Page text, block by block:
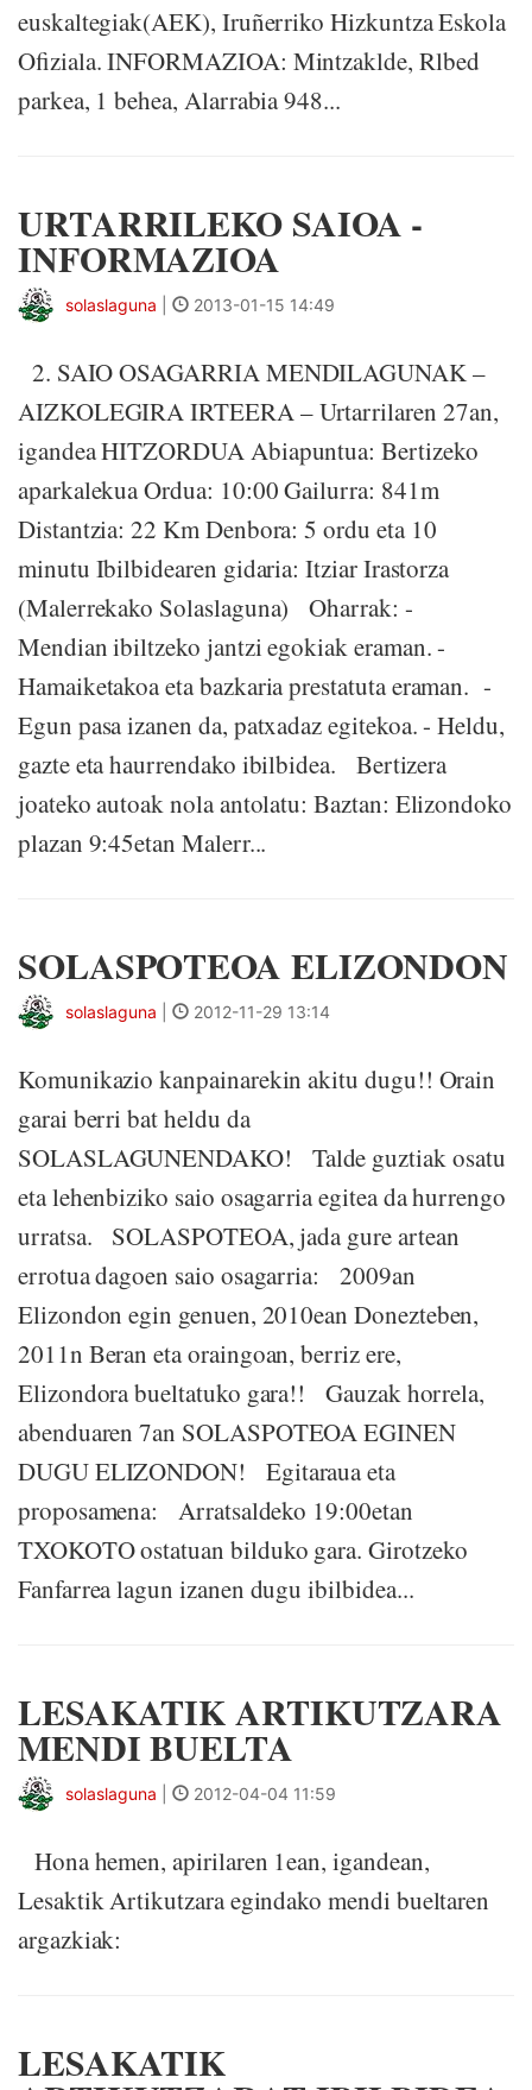
euskaltegiak(AEK), Iruñerriko Hizkuntza Eskola
Ofiziala. INFORMAZIOA: Mintzaklde, Rlbed
parkea, 1 behea, Alarrabia 948...
URTARRILEKO SAIOA -
INFORMAZIOA
solaslaguna 2013-01-15 14:49
2. SAIO OSAGARRIA MENDILAGUNAK –
AIZKOLEGIRA IRTEERA – Urtarrilaren 27an,
igandea HITZORDUA Abiapuntua: Bertizeko
aparkalekua Ordua: 10:00 Gailurra: 841m
Distantzia: 22 Km Denbora: 5 ordu eta 10
minutu Ibilbidearen gidaria: Itziar Irastorza
(Malerrekako Solaslaguna) Oharrak: -
Mendian ibiltzeko jantzi egokiak eraman. -
Hamaiketakoa eta bazkaria prestatuta eraman. -
Egun pasa izanen da, patxadaz egitekoa. - Heldu,
gazte eta haurrendako ibilbidea. Bertizera
joateko autoak nola antolatu: Baztan: Elizondoko
plazan 9:45etan Malerr...
SOLASPOTEOA ELIZONDON
solaslaguna 2012-11-29 13:14
Komunikazio kanpainarekin akitu dugu!! Orain
garai berri bat heldu da
SOLASLAGUNENDAKO! Talde guztiak osatu
eta lehenbiziko saio osagarria egitea da hurrengo
urratsa. SOLASPOTEOA, jada gure artean
errotua dagoen saio osagarria: 2009an
Elizondon egin genuen, 2010ean Donezteben,
2011n Beran eta oraingoan, berriz ere,
Elizondora bueltatuko gara!! Gauzak horrela,
abenduaren 7an SOLASPOTEOA EGINEN
DUGU ELIZONDON! Egitaraua eta
proposamena: Arratsaldeko 19:00etan
TXOKOTO ostatuan bilduko gara. Girotzeko
Fanfarrea lagun izanen dugu ibilbidea...
LESAKATIK ARTIKUTZARA
MENDI BUELTA
solaslaguna 2012-04-04 11:59
Hona hemen, apirilaren 1ean, igandean,
Lesaktik Artikutzara egindako mendi bueltaren
argazkiak:
LESAKATIK